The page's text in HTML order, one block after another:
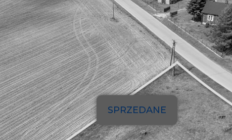
SPRZEDANE